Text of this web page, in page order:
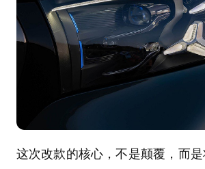
这次改款的核心，不是颠覆，而